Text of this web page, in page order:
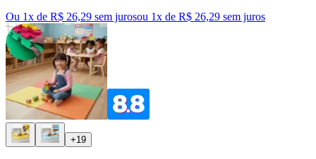
Ou 1x de R$ 26,29 sem jurosou 1x de R$ 26,29 sem juros
+19